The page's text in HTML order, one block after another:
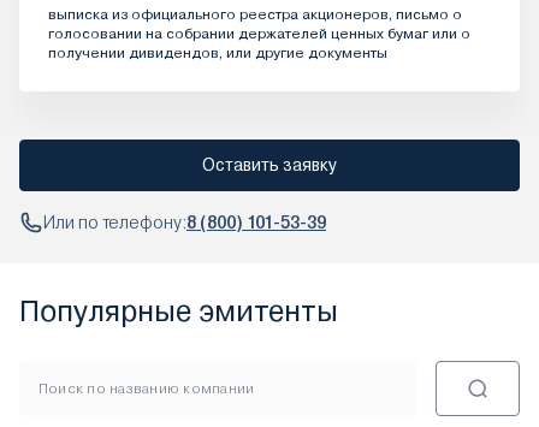
выписка из официального реестра акционеров, письмо о
голосовании на собрании держателей ценных бумаг или о
получении дивидендов, или другие документы
Оставить заявку
Или по телефону:8 (800) 101-53-39
Популярные эмитенты